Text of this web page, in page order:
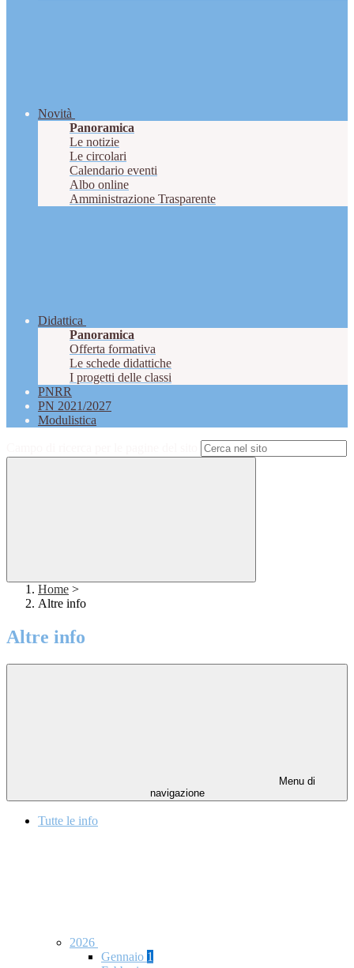
Novità
Panoramica
Le notizie
Le circolari
Calendario eventi
Albo online
Amministrazione Trasparente
Didattica
Panoramica
Offerta formativa
Le schede didattiche
I progetti delle classi
PNRR
PN 2021/2027
Modulistica
Home >
Altre info
Altre info
Menu di
navigazione
Tutte le info
2026
Gennaio 1